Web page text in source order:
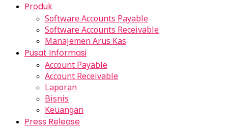
Produk
Software Accounts Payable
Software Accounts Receivable
Manajemen Arus Kas
Pusat Informasi
Account Payable
Account Receivable
Laporan
Bisnis
Keuangan
Press Release